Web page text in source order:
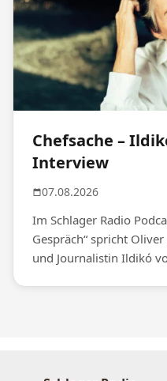
Chefsache –
Interview
07.08.2026
Im Schlager Radio
Gespräch“ spricht
und Journalistin Ildikó